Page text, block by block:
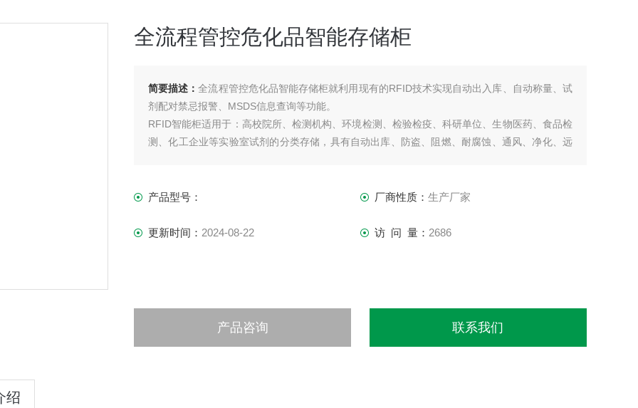
全流程管控危化品智能存储柜
简要描述：全流程管控危化品智能存储柜就利用现有的RFID技术实现自动出入库、自动称量、试
剂配对禁忌报警、MSDS信息查询等功能。
RFID智能柜适用于：高校院所、检测机构、环境检测、检验检疫、科研单位、生物医药、食品检
测、化工企业等实验室试剂的分类存储，具有自动出库、防盗、阻燃、耐腐蚀、通风、净化、远
产品型号： 厂商性质： 生产厂家
更新时间： 2024-08-22 访 问 量： 2686
产品咨询 联系我们
绍